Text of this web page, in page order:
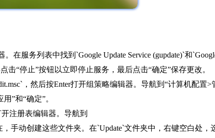
在服务列表中找到`Google Update Service (gupdate)`和
击“停止”按钮以立即停止服务，最后点击“确定”保存更改。
，然后按Enter打开组策略编辑器。导航到“计算机配置>
”和“确定”。
注册表编辑器。导航到
手动创建这些文件夹。在`Update`文件夹中，右键空白处，